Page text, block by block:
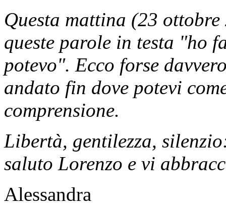
Questa mattina (23
queste parole in testa "ho
potevo". Ecco forse
andato fin dove potevi
comprensione.
Libertà, gentilezza,
saluto Lorenzo e vi
Alessandra